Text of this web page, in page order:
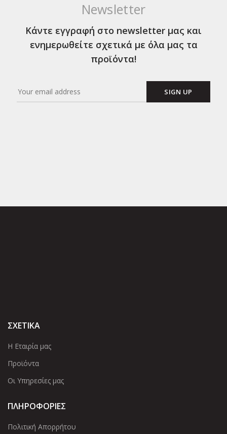
Newsletter
Κάντε εγγραφή στο newsletter μας και
ενημερωθείτε σχετικά με όλα μας τα
προϊόντα!
ΣΧΕΤΙΚΑ
Η Εταιρία μας
Προϊόντα
Οι Υπηρεσίες μας
ΠΛΗΡΟΦΟΡΙΕΣ
Πολιτική Απορρήτου